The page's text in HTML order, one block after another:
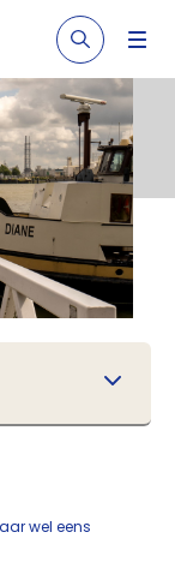
wel eens